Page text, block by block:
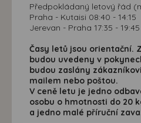
Předpokládaný letový řád
Praha - Kutaisi 08:40 - 14:15
Jerevan - Praha 17:35 - 19:45
Časy letů jsou orientační.
budou uvedeny v
budou zaslány
mailem nebo poštou.
V ceně letu je jedno
osobu o hmotnosti do 20
a jedno malé příruční